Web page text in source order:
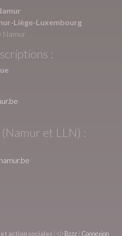
Liège-Luxembourg
Namur
:
et LLN) :
action sociales Bzzz Connexion